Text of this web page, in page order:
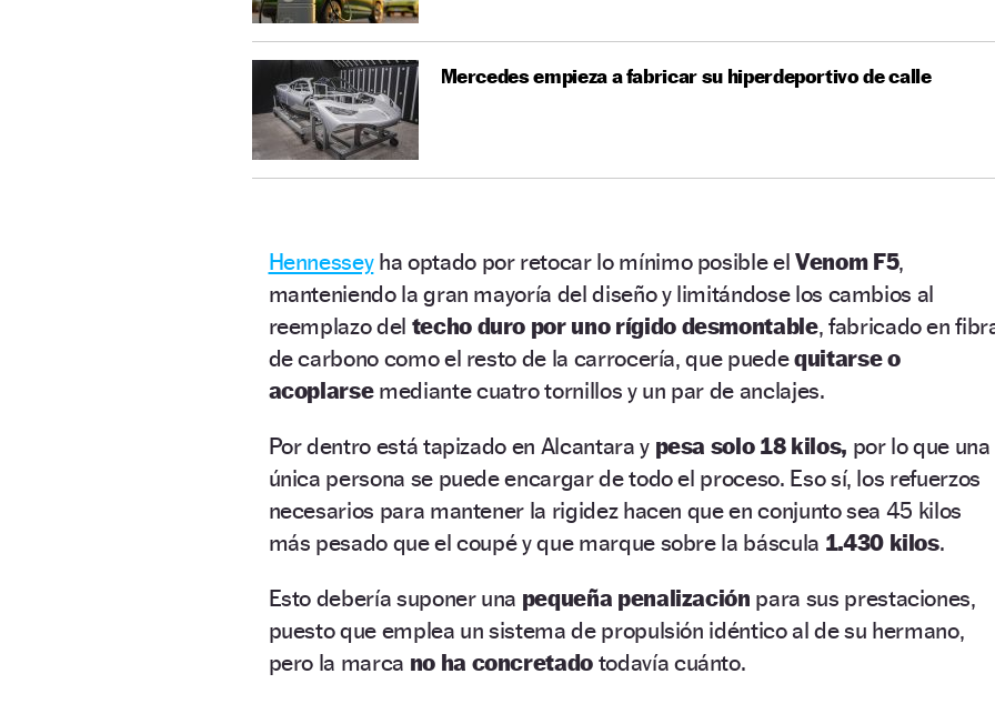
Mercedes empieza a fabricar su hiperdeportivo de calle
Hennesseyha optado por retocar lo mínimo posible el Venom F5,
manteniendo la gran mayoría del diseño y limitándose los cambios al
reemplazo del techo duro por uno rígido desmontable, fabricado en
de carbono como el resto de la carrocería, que puedequitarse o
acoplarsemediante cuatro tornillos y un par de anclajes.
Por dentro está tapizado en Alcantara y pesa solo 18 kilos, por lo que una
única persona se puede encargar de todo el proceso. Eso sí, los refuerzos
necesarios para mantener la rigidez hacen que en conjunto sea 45 kilos
más pesado que el coupé y que marque sobre la báscula 1.430 kilos.
Esto debería suponer una pequeña penalización para sus prestaciones,
puesto que emplea un sistema de propulsión idéntico al de su hermano,
pero la marca no ha concretado todavía cuánto.